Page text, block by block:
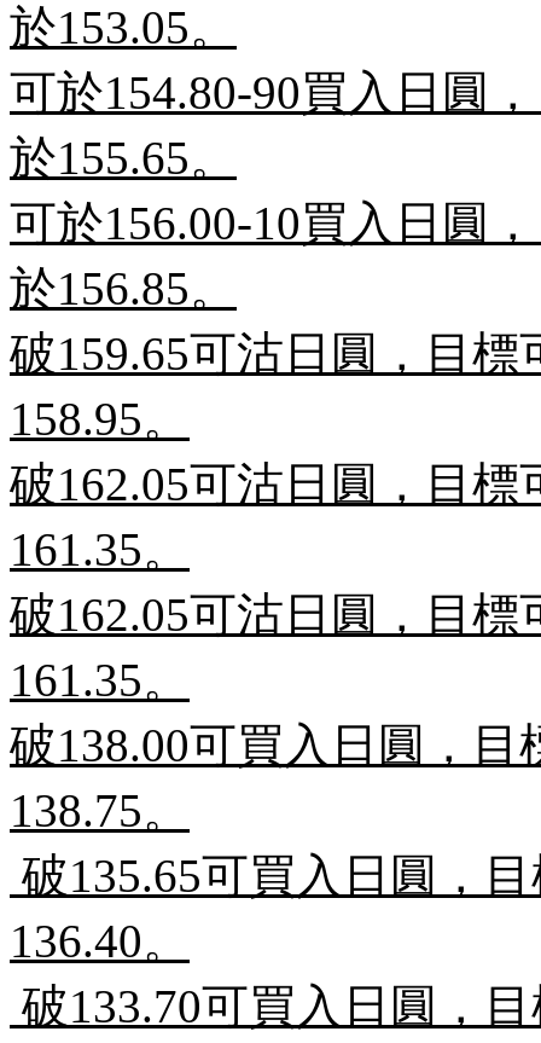
於153.05。
可於154.80-90買入日圓
於155.65。
可於156.00-10買入日圓
於156.85。
破159.65可沽日圓，目標
158.95。
破162.05可沽日圓，目標
161.35。
破162.05可沽日圓，目標
161.35。
破138.00可買入日圓，目
138.75。
破135.65可買入日圓，
136.40。
破133.70可買入日圓，